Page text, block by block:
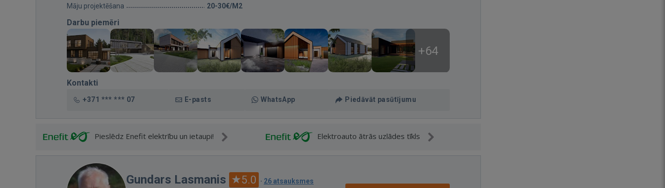
Māju projektēšana 20-30€/M2
Darbu piemēri
+64
Kontakti
+371 *** *** 07 E-pasts WhatsApp Piedāvāt pasūtījumu
Pieslēdz Enefit elektrību un ietaupi! Elektroauto ātrās uzlādes tīkls
Gundars Lasmanis 5.0 · 26 atsauksmes